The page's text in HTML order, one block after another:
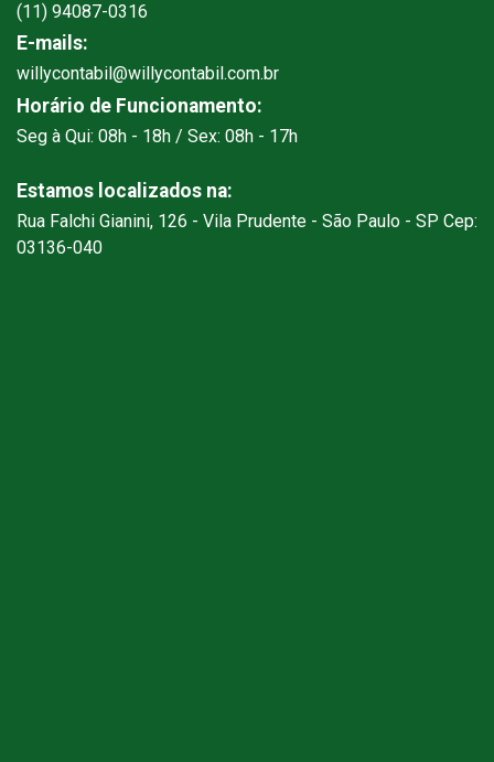
(11) 94087-0316
E-mails:
willycontabil@willycontabil.com.br
Horário de Funcionamento:
Seg à Qui: 08h - 18h / Sex: 08h - 17h
Estamos localizados na:
Rua Falchi Gianini, 126 - Vila Prudente - São Paulo - SP Cep:
03136-040